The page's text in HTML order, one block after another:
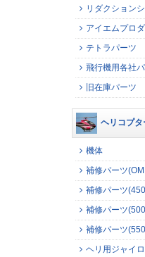
リダクション
アイエムプロ
テトラパーツ
飛行機用各社
旧在庫パーツ
ヘリコプタ
機体
補修パーツ
補修パーツ
補修パーツ
補修パーツ
ヘリ用ジャイロ